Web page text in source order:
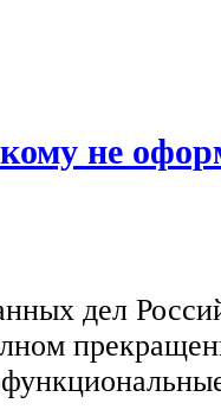
не
дел